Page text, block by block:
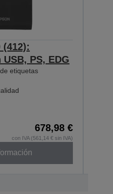
(412):
PS, EDG
etiquetas
678,98 €
con IVA (561,14 € sin IVA)